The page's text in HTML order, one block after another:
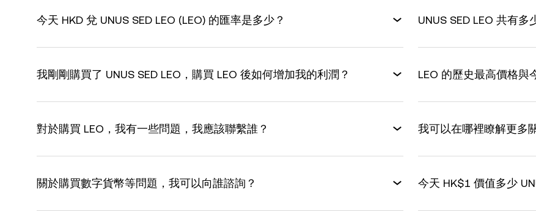
今天 HKD 兌 UNUS SED LEO (LEO) 的匯率是多少？ UNUS SED LEO 共有多
我剛剛購買了 UNUS SED LEO，購買 LEO 後如何增加我的利潤？ LEO 的歷史最高價格與
對於購買 LEO，我有一些問題，我應該聯繫誰？ 我可以在哪裡瞭解更多
關於購買數字貨幣等問題，我可以向誰諮詢？ 今天 HK$1 價值多少